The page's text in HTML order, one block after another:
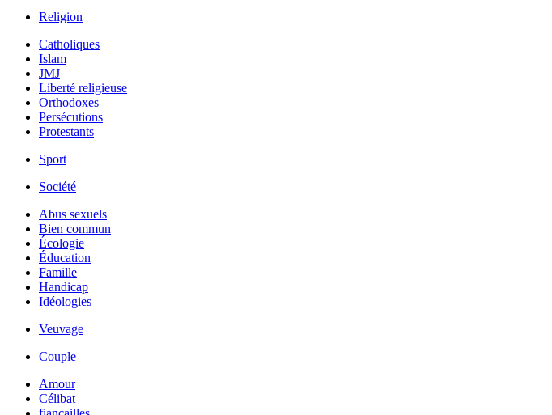
Religion
Catholiques
Islam
JMJ
Liberté religieuse
Orthodoxes
Persécutions
Protestants
Sport
Société
Abus sexuels
Bien commun
Écologie
Éducation
Famille
Handicap
Idéologies
Veuvage
Couple
Amour
Célibat